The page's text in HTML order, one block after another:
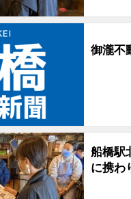
御瀧不
船橋駅
に携わ